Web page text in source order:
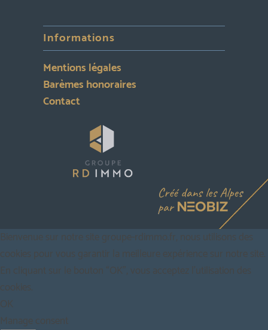
Informations
Mentions légales
Barèmes honoraires
Contact
Bienvenue sur notre site groupe-rdimmo.fr, nous utilisons des
cookies pour vous garantir la meilleure expérience sur notre site.
En cliquant sur le bouton “OK”, vous acceptez l'utilisation des
cookies.
OK
Manage consent